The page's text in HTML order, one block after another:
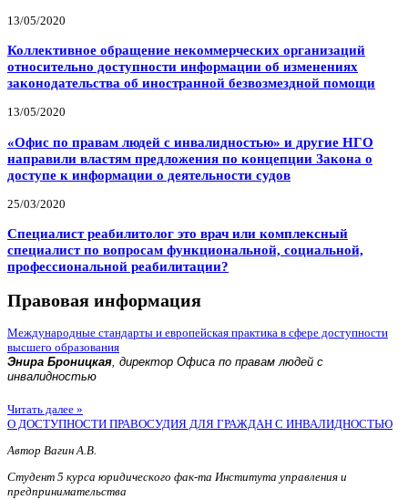
13/05/2020
Коллективное обращение некоммерческих организаций
относительно доступности информации об изменениях
законодательства об иностранной безвозмездной помощи
13/05/2020
«Офис по правам людей с инвалидностью» и другие НГО
направили властям предложения по концепции Закона о
доступе к информации о деятельности судов
25/03/2020
Специалист реабилитолог это врач или комплексный
специалист по вопросам функциональной, социальной,
профессиональной реабилитации?
Правовая информация
Международные стандарты и европейская практика в сфере доступности
высшего образования
Энира Броницкая, директор Офиса по правам людей с
инвалидностью
Читать далее »
О ДОСТУПНОСТИ ПРАВОСУДИЯ ДЛЯ ГРАЖДАН С ИНВАЛИДНОСТЬЮ
Автор Вагин А.В.
Студент 5 курса юридического фак-та Института управления и
предпринимательства